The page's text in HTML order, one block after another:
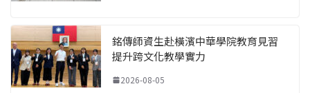
銘傳師資生赴橫濱中華學院教育見習
提升跨文化教學實力
2026-08-05